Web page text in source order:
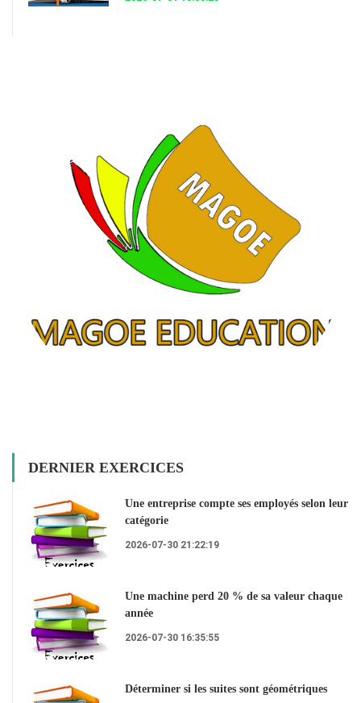
DERNIER EXERCICES
Une entreprise compte ses employés selon leur
catégorie
2026-07-30 21:22:19
Une machine perd 20 % de sa valeur chaque
année
2026-07-30 16:35:55
Déterminer si les suites sont géométriques